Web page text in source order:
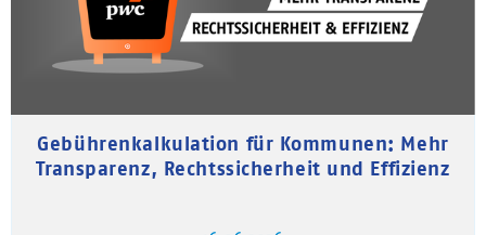
Gebührenkalkulation für Kommunen: Mehr
Transparenz, Rechtssicherheit und Effizienz